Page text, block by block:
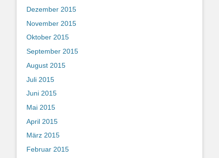
Dezember 2015
November 2015
Oktober 2015
September 2015
August 2015
Juli 2015
Juni 2015
Mai 2015
April 2015
März 2015
Februar 2015